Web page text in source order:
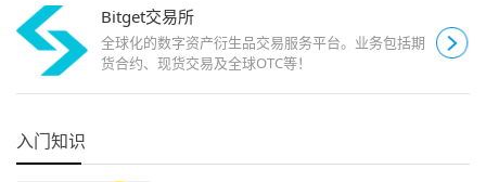
Bitget交易所
全球化的数字资产衍生品交易服务平台。业务包括期
货合约、现货交易及全球OTC等！
入门知识